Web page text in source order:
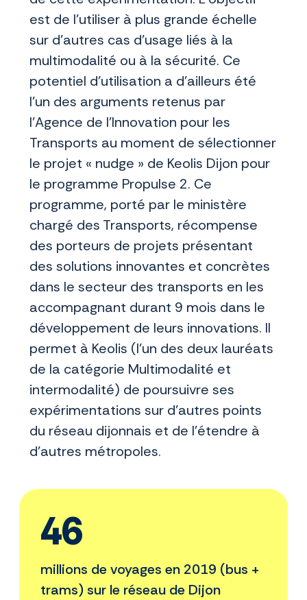
est de l’utiliser à plus grande échelle
sur d’autres cas d’usage liés à la
multimodalité ou à la sécurité. Ce
potentiel d’utilisation a d’ailleurs été
l’un des arguments retenus par
l’Agence de l’Innovation pour les
Transports au moment de sélectionner
le projet « nudge » de Keolis Dijon pour
le programme Propulse 2. Ce
programme, porté par le ministère
chargé des Transports, récompense
des porteurs de projets présentant
des solutions innovantes et concrètes
dans le secteur des transports en les
accompagnant durant 9 mois dans le
développement de leurs innovations. Il
permet à Keolis (l’un des deux lauréats
de la catégorie Multimodalité et
intermodalité) de poursuivre ses
expérimentations sur d’autres points
du réseau dijonnais et de l’étendre à
d’autres métropoles.
46
millions de voyages en 2019 (bus +
trams) sur le réseau de Dijon